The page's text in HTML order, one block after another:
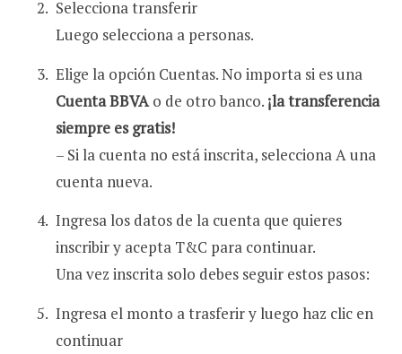
Selecciona transferir
Luego selecciona a personas.
Elige la opción Cuentas. No importa si es una
Cuenta BBVA o de otro banco. ¡la transferencia
siempre es gratis!
– Si la cuenta no está inscrita, selecciona A una
cuenta nueva.
Ingresa los datos de la cuenta que quieres
inscribir y acepta T&C para continuar.
Una vez inscrita solo debes seguir estos pasos:
Ingresa el monto a trasferir y luego haz clic en
continuar